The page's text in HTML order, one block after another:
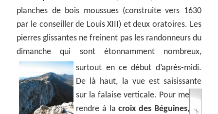
planches de bois moussues (construite vers 1630
par le conseiller de Louis XIII) et deux oratoires. Les
pierres glissantes ne freinent pas les randonneurs du
dimanche qui sont étonnamment nombreux,
surtout en ce début d’après-midi.
De là haut, la vue est saisissante
sur la falaise verticale. Pour me
rendre à lacroix des Béguines,